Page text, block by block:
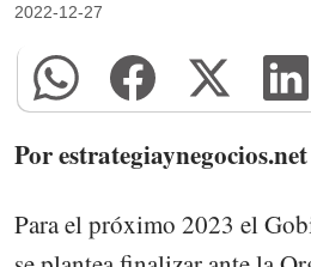
2022-12-27
Por estrategiaynegocios.net
Para el próximo 2023 el